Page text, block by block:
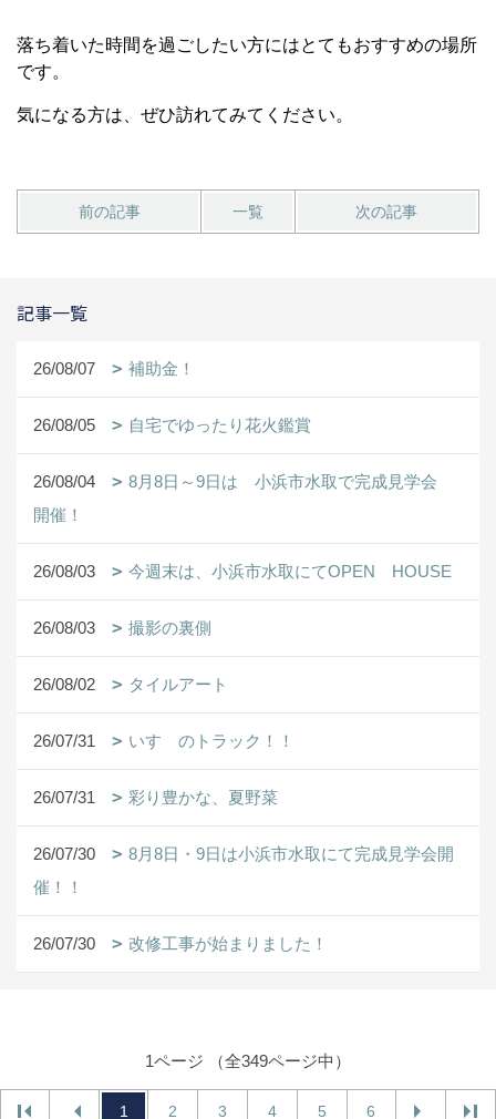
落ち着いた時間を過ごしたい方にはとてもおすすめの場所
です。
気になる方は、ぜひ訪れてみてください。
前の記事 一覧 次の記事
記事一覧
26/08/07 補助金！
26/08/05 自宅でゆったり花火鑑賞
26/08/04
8月8日～9日は 小浜市水取で完成見学会
開催！
26/08/03 今週末は、小浜市水取にてOPEN HOUSE
26/08/03 撮影の裏側
26/08/02 タイルアート
26/07/31 いすゞのトラック！！
26/07/31 彩り豊かな、夏野菜
26/07/30
8月8日・9日は小浜市水取にて完成見学会開
催！！
26/07/30 改修工事が始まりました！
1ページ （全349ページ中）
1 2 3 4 5 6